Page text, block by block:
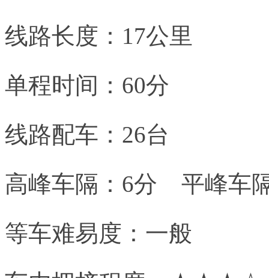
线路长度：17公里
单程时间：60分
线路配车：26台
高峰车隔：6分 平峰车
等车难易度：一般